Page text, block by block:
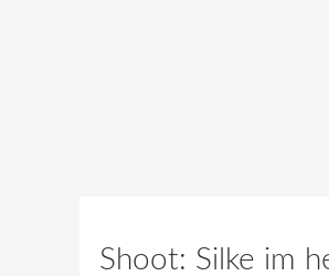
Shoot: Silke im